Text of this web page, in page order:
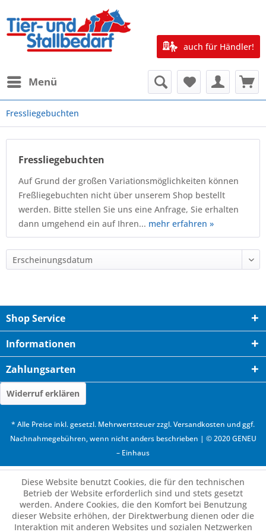
Menü
auch für Händler!
Fressliegebuchten
Fressliegebuchten
Auf Grund der großen Variationsmöglichkeiten können
Freßliegebuchten nicht über unserem Shop bestellt
werden. Bitte stellen Sie uns eine Anfrage, Sie erhalten
dann umgehend ein auf Ihren... mehr erfahren »
Shop Service
Informationen
Zahlungsarten
Widerruf erklären
* Alle Preise inkl. gesetzl. Mehrwertsteuer zzgl.Versandkosten und ggf.
Nachnahmegebühren, wenn nicht anders beschrieben | © 2020 GENEU
– Einhaus
Diese Website benutzt Cookies, die für den technischen
Betrieb der Website erforderlich sind und stets gesetzt
werden. Andere Cookies, die den Komfort bei Benutzung
dieser Website erhöhen, der Direktwerbung dienen oder die
Interaktion mit anderen Websites und sozialen Netzwerken